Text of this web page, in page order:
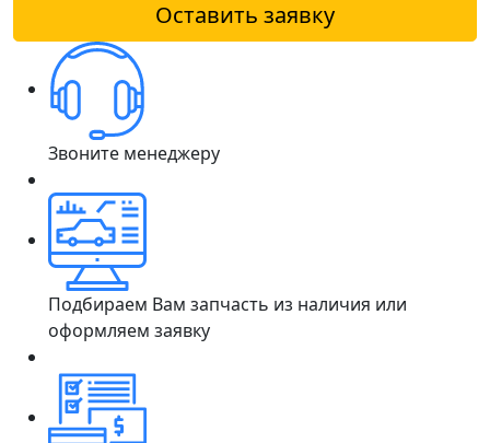
Оставить заявку
Звоните менеджеру
Подбираем Вам запчасть из наличия или
оформляем заявку